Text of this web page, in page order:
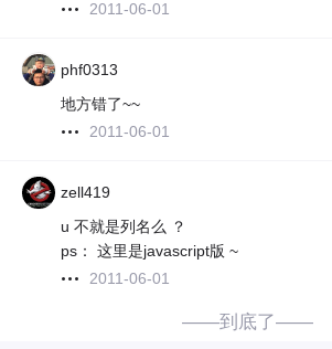
2011-06-01
phf0313
地方错了~~
2011-06-01
zell419
u 不就是列名么 ？
ps： 这里是javascript版 ~
2011-06-01
——到底了——